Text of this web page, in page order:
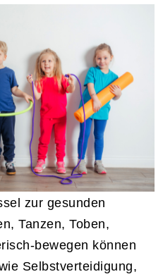
zur gesunden
Tanzen, Toben,
bewegen können
Selbstverteidigung,